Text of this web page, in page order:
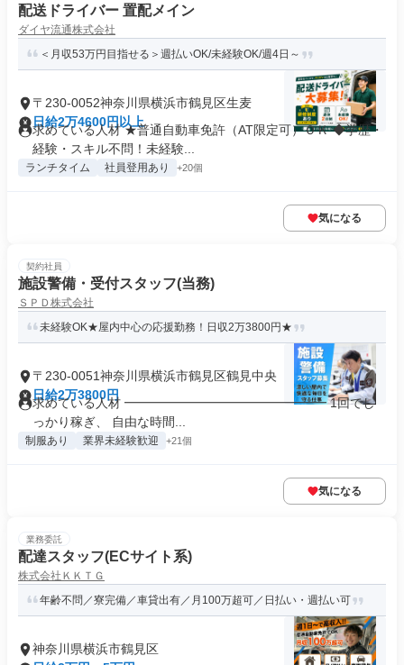
配送ドライバー 置配メイン
ダイヤ流通株式会社
＜月収53万円目指せる＞週払いOK/未経験OK/週4日～
〒230-0052神奈川県横浜市鶴見区生麦
日給2万4600円以上
求めている人材 ★普通自動車免許（AT限定可）ＯＫ ◆学歴・
経験・スキル不問！未経験...
ランチタイム 社員登用あり +20個
気になる
契約社員
施設警備・受付スタッフ(当務)
ＳＰＤ株式会社
未経験OK★屋内中心の応援勤務！日収2万3800円★
〒230-0051神奈川県横浜市鶴見区鶴見中央
日給2万3800円
求めている人材 ━━━━━━━━━━━━━━━━ 1回でし
っかり稼ぎ、 自由な時間...
制服あり 業界未経験歓迎 +21個
気になる
業務委託
配達スタッフ(ECサイト系)
株式会社ＫＫＴＧ
年齢不問／寮完備／車貸出有／月100万超可／日払い・週払い可
神奈川県横浜市鶴見区